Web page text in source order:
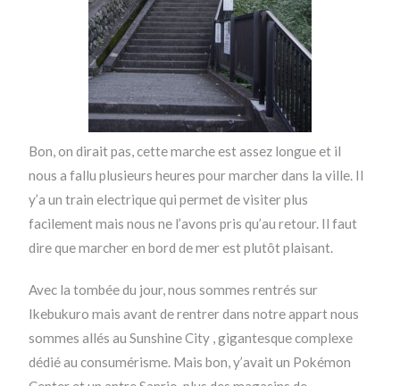
Bon, on dirait pas, cette marche est assez longue et il
nous a fallu plusieurs heures pour marcher dans la ville. Il
y’a un train electrique qui permet de visiter plus
facilement mais nous ne l’avons pris qu’au retour. Il faut
dire que marcher en bord de mer est plutôt plaisant.
Avec la tombée du jour, nous sommes rentrés sur
Ikebukuro mais avant de rentrer dans notre appart nous
sommes allés au Sunshine City , gigantesque complexe
dédié au consumérisme. Mais bon, y’avait un Pokémon